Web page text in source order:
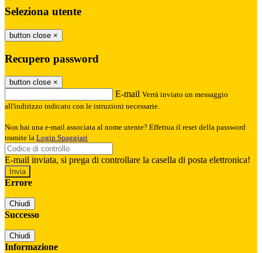
Seleziona utente
button close ×
Recupero password
button close ×
E-mail Verrà inviato un messaggio
all'indirizzo indicato con le istruzioni necessarie.
Non hai una e-mail associata al nome utente? Effettua il reset della password
tramite la Login Spaggiari
E-mail inviata, si prega di controllare la casella di posta elettronica!
Errore
Chiudi
Successo
Chiudi
Informazione